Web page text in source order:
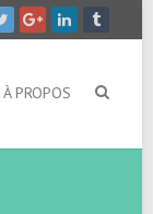
À PROPOS